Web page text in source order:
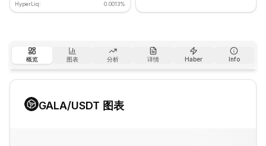
HyperLiq:
0.0013%
概览 图表 分析 详情 Haber Info
GALA/USDT 图表